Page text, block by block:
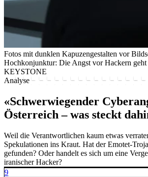
Fotos mit dunklen Kapuzengestalten vor
Hochkonjunktur: Die Angst vor Hackern geht
KEYSTONE
Analyse
«Schwerwiegender
Österreich – was steckt
Weil die Verantwortlichen kaum etwas
Spekulationen ins Kraut. Hat der Emotet-
gefunden? Oder handelt es sich um eine
iranischer Hacker?
9